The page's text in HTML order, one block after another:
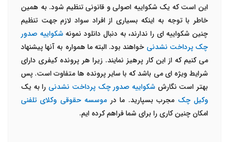
این است که یک شکواییه اصولی و قانونی تنظیم شود. به همین
خاطر با توجه به اینکه بسیاری از افراد سواد لازم جهت تنظیم
چنین شکواییه ای را ندارند، به دنبال دانلود نمونهشکواییه صدور
چک پرداخت نشدنی خواهند بود. البته ما همواره به آنها پیشنهاد
می کنیم که از این کار پرهیز نمایند. زیرا هر پرونده کیفری دارای
شرایط ویژه ای می باشد که با سایر پرونده ها متفاوت است. پس
بهتر است نگارششکواییه صدور چک پرداخت نشدنیرا به یک
وکیل چک مجرب بسپارید. ما در موسسه حقوقی وکلای تلفنی
امکان چنین کاری را برای شما فراهم کرده ایم.